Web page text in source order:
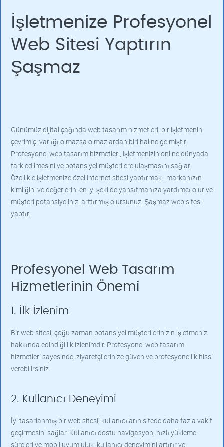
İşletmenize Profesyonel
Web Sitesi Yaptırın
Şaşmaz
Günümüz dijital çağında web tasarım hizmetleri, bir işletmenin
çevrimiçi varlığı olmazsa olmazlardan biri haline gelmiştir.
Profesyonel web tasarım hizmetleri, işletmenizin online dünyada
fark edilmesini ve potansiyel müşterilere ulaşmasını sağlar.
Özellikle işletmenize özel internet sitesi yaptırmak , markanızın
kimliğini ve değerlerini en iyi şekilde yansıtmanıza yardımcı olur ve
müşteri potansiyelinizi arttırmış olursunuz. Şaşmaz web sitesi
yaptır.
Profesyonel Web Tasarım
Hizmetlerinin Önemi
1. İlk İzlenim
Bir web sitesi, çoğu zaman potansiyel müşterilerinizin işletmeniz
hakkında edindiği ilk izlenimdir. Profesyonel web tasarım
hizmetleri sayesinde, ziyaretçilerinize güven ve profesyonellik hissi
verebilirsiniz.
2. Kullanıcı Deneyimi
İyi tasarlanmış bir web sitesi, kullanıcıların sitede daha fazla vakit
geçirmesini sağlar. Kullanıcı dostu navigasyon, hızlı yükleme
süreleri ve mobil uyumluluk, kullanıcı deneyimini artırır ve